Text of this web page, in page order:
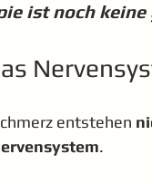
ist noch keine
entstehen
.